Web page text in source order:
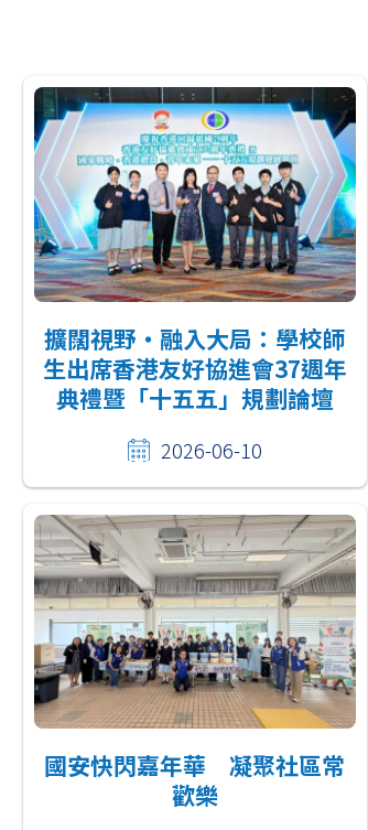
擴闊視野・融入大局：學校師
生出席香港友好協進會37週年
典禮暨「十五五」規劃論壇
2026-06-10
國安快閃嘉年華 凝聚社區常
歡樂